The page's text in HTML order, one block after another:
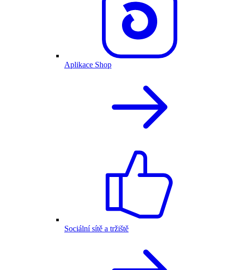
Aplikace Shop
Sociální sítě a tržiště